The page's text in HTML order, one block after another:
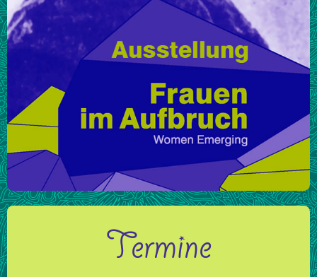
Termine